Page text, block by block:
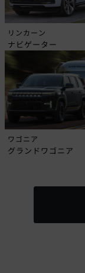
リンカーン
ナビゲーター
ワゴニア
グランドワゴニア